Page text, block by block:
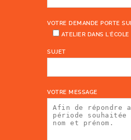
VOTRE DEMANDE PORTE
ATELIER DANS L'ÉCOLE
SUJET
VOTRE MESSAGE